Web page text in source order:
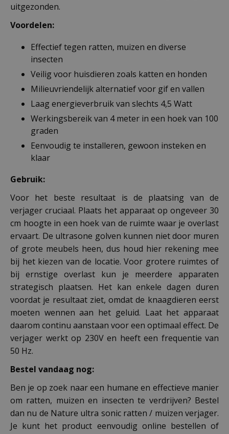
uitgezonden.
Voordelen:
Effectief tegen ratten, muizen en diverse
insecten
Veilig voor huisdieren zoals katten en honden
Milieuvriendelijk alternatief voor gif en vallen
Laag energieverbruik van slechts 4,5 Watt
Werkingsbereik van 4 meter in een hoek van 100
graden
Eenvoudig te installeren, gewoon insteken en
klaar
Gebruik:
Voor het beste resultaat is de plaatsing van de
verjager cruciaal. Plaats het apparaat op ongeveer 30
cm hoogte in een hoek van de ruimte waar je overlast
ervaart. De ultrasone golven kunnen niet door muren
of grote meubels heen, dus houd hier rekening mee
bij het kiezen van de locatie. Voor grotere ruimtes of
bij ernstige overlast kun je meerdere apparaten
strategisch plaatsen. Het kan enkele dagen duren
voordat je resultaat ziet, omdat de knaagdieren eerst
moeten wennen aan het geluid. Laat het apparaat
daarom continu aanstaan voor een optimaal effect. De
verjager werkt op 230V en heeft een frequentie van
50 Hz.
Bestel vandaag nog:
Ben je op zoek naar een humane en effectieve manier
om ratten, muizen en insecten te verdrijven? Bestel
dan nu de Nature ultra sonic ratten / muizen verjager.
Je kunt het product eenvoudig online bestellen of